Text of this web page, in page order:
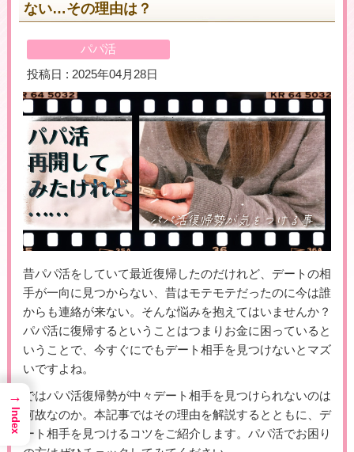
＼初めての登録で最大５万円プレゼント！／
ない…その理由は？
パパ活
投稿日 : 2025年04月28日
昔パパ活をしていて最近復帰したのだけれど、デートの相
手が一向に見つからない、昔はモテモテだったのに今は誰
からも連絡が来ない。そんな悩みを抱えてはいませんか？
パパ活に復帰するということはつまりお金に困っていると
いうことで、今すぐにでもデート相手を見つけないとマズ
いですよね。
ではパパ活復帰勢が中々デート相手を見つけられないのは
何故なのか。本記事ではその理由を解説するとともに、デ
ート相手を見つけるコツをご紹介します。パパ活でお困り
→
Index